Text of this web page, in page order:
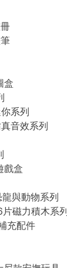
盒
系列
音效系列
戲盒
與動物系列
磁力積木系
充配件